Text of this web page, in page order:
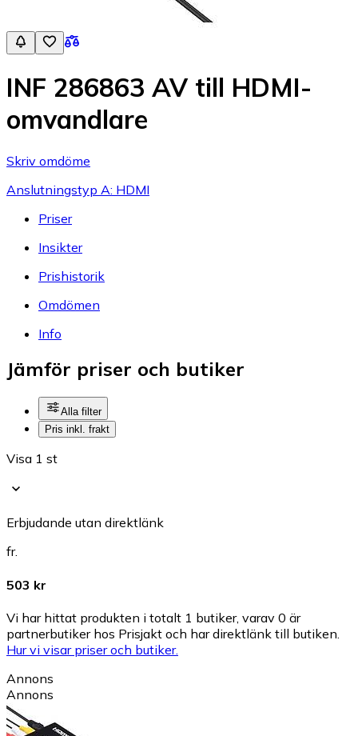
INF 286863 AV till HDMI-
omvandlare
Skriv omdöme
Anslutningstyp A: HDMI
Priser
Insikter
Prishistorik
Omdömen
Info
Jämför priser och butiker
Alla filter
Pris inkl. frakt
Visa 1 st
Erbjudande utan direktlänk
fr.
503 kr
Vi har hittat produkten i totalt 1 butiker, varav 0 är
partnerbutiker hos Prisjakt och har direktlänk till butiken.
Hur vi visar priser och butiker.
Annons
Annons